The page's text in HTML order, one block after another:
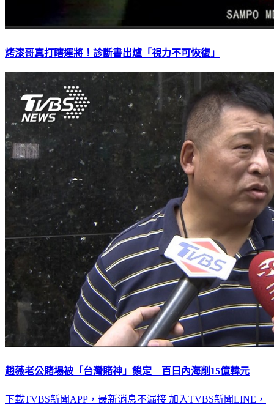
烤漆哥真打瞎運將！診斷書出爐「視力不可恢復」
趙薇老公賭場被「台灣賭神」鎖定 百日內海削15億韓元
下載TVBS新聞APP，最新消息不漏接 加入TVBS新聞LINE，